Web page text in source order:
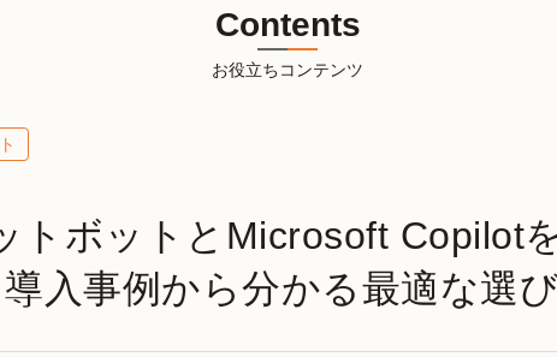
Contents
お役立ちコンテンツ
トボットとMicrosoft
入事例から分かる最適な選